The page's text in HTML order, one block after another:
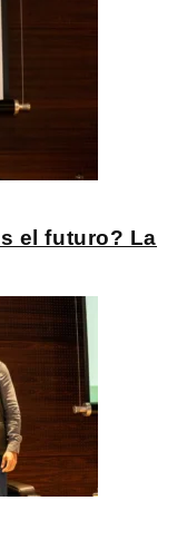
el futuro? La